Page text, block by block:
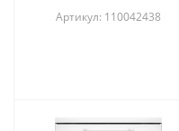
Артикул: 110042438